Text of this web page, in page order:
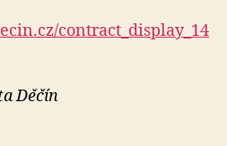
contract_display_14
Děčín